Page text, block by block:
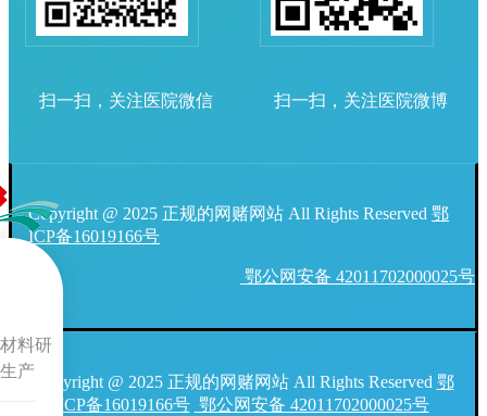
扫一扫，关注医院微信 扫一扫，关注医院微博
Copyright @ 2025 正规的网赌网站 All Rights Reserved 鄂
ICP备16019166号
鄂公网安备 42011702000025号
Copyright @ 2025 正规的网赌网站 All Rights Reserved 鄂
ICP备16019166号 鄂公网安备 42011702000025号
料研
产